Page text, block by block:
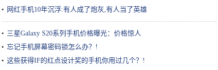
网红手机10年沉浮:有人成了炮灰,有人当了英雄
三星Galaxy S20系列手机价格曝光：价格惊人
忘记手机屏幕密码锁怎么办？!
这些获得IF的红点设计奖的手机你用过几个？!